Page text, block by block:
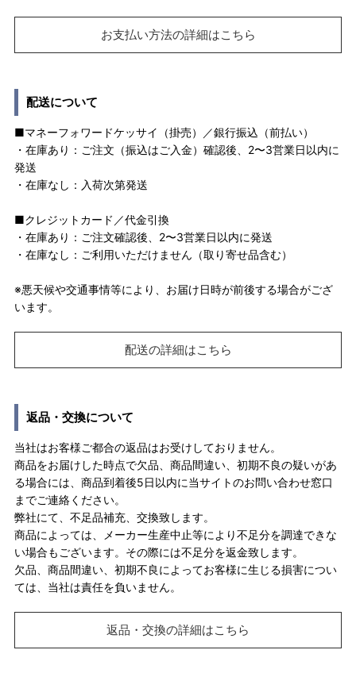
お支払い方法の詳細はこちら
配送について
■マネーフォワードケッサイ（掛売）／銀行振込（前払い）
・在庫あり：ご注文（振込はご入金）確認後、2〜3営業日以内に
発送
・在庫なし：入荷次第発送
■クレジットカード／代金引換
・在庫あり：ご注文確認後、2〜3営業日以内に発送
・在庫なし：ご利用いただけません（取り寄せ品含む）
※悪天候や交通事情等により、お届け日時が前後する場合がござ
います。
配送の詳細はこちら
返品・交換について
当社はお客様ご都合の返品はお受けしておりません。
商品をお届けした時点で欠品、商品間違い、初期不良の疑いがあ
る場合には、商品到着後5日以内に当サイトのお問い合わせ窓口
までご連絡ください。
弊社にて、不足品補充、交換致します。
商品によっては、メーカー生産中止等により不足分を調達できな
い場合もございます。その際には不足分を返金致します。
欠品、商品間違い、初期不良によってお客様に生じる損害につい
ては、当社は責任を負いません。
返品・交換の詳細はこちら